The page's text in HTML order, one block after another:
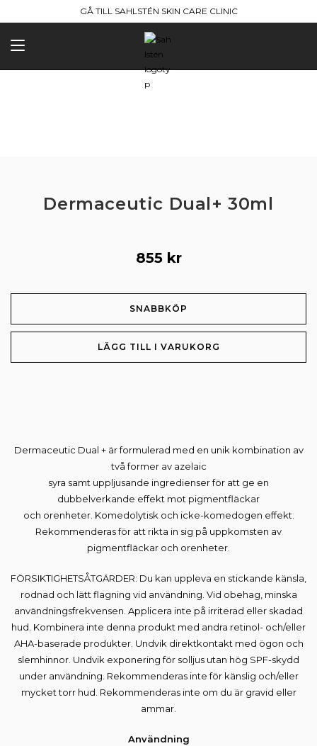
till
innehållet
GÅ TILL SAHLSTÉN SKIN CARE CLINIC
Dermaceutic Dual+ 30ml
Dermaceutic Dual + är formulerad med en unik kombination av
två former av azelaic
syra samt uppljusande ingredienser för att ge en
dubbelverkande effekt mot pigmentfläckar
och orenheter. Komedolytisk och icke-komedogen effekt.
Rekommenderas för att rikta in sig på uppkomsten av
pigmentfläckar och orenheter.
FÖRSIKTIGHETSÅTGÄRDER: Du kan uppleva en stickande känsla,
rodnad och lätt flagning vid användning. Vid obehag, minska
användningsfrekvensen. Applicera inte på irriterad eller skadad
hud. Kombinera inte denna produkt med andra retinol- och/eller
AHA-baserade produkter. Undvik direktkontakt med ögon och
slemhinnor. Undvik exponering för solljus utan hög SPF-skydd
under användning. Rekommenderas inte för känslig och/eller
mycket torr hud. Rekommenderas inte om du är gravid eller
ammar.
Användning
855 kr
Dermaceutic
SNABBKÖP
LÄGG TILL I VARUKORG